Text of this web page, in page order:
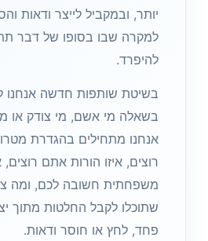
יותר, ובמקביל לייצר ודאות
למקרה שבו בסופו של דבר
להיפרד.
בשיטת שותפות חדשה אנחנו
בשאלה מי אשם, מי צודק או
אנחנו מתחילים בהגדרת
רוצים, איזו הורות אתם רוצים,
משפחתית חשובה לכם, ומה
שתוכלו לקבל החלטות מתוך
פחד, לחץ או חוסר ודאות.